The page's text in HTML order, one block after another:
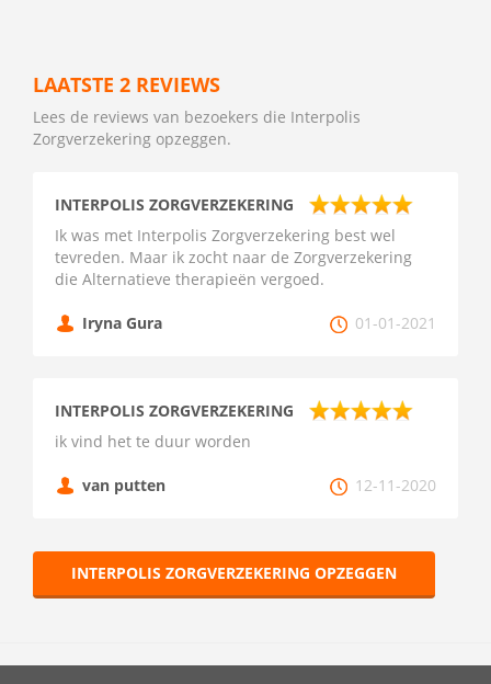
LAATSTE 2 REVIEWS
Lees de reviews van bezoekers die Interpolis
Zorgverzekering opzeggen.
INTERPOLIS ZORGVERZEKERING
Ik was met Interpolis Zorgverzekering best wel
tevreden. Maar ik zocht naar de Zorgverzekering
die Alternatieve therapieën vergoed.
Iryna Gura 01-01-2021
INTERPOLIS ZORGVERZEKERING
ik vind het te duur worden
van putten 12-11-2020
INTERPOLIS ZORGVERZEKERING OPZEGGEN